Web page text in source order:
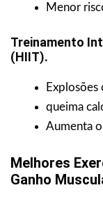
Menor
Treinamento
(HIIT).
Explosões
queima
Aumenta
Melhores
Ganho